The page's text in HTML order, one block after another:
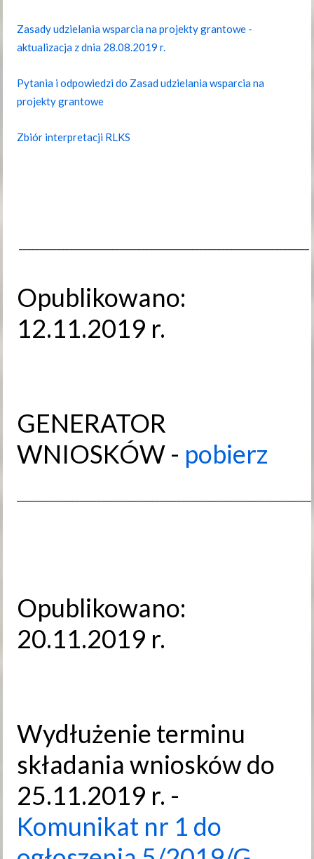
Zasady udzielania wsparcia na projekty grantowe -
aktualizacja z dnia 28.08.2019 r.
Pytania i odpowiedzi do Zasad udzielania wsparcia na
projekty grantowe
Zbiór interpretacji RLKS
Opublikowano:
12.11.2019 r.
GENERATOR
WNIOSKÓW - pobierz
Opublikowano:
20.11.2019 r.
Wydłużenie terminu
składania wniosków do
25.11.2019 r. -
Komunikat nr 1 do